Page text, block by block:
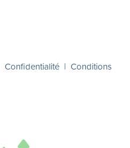
Confidentialité | Conditions